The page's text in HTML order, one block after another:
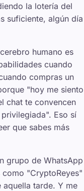
la lotería del
suficiente, algún día
humano es
cuando
compras un
"hoy me siento
chat te convencen
Eso sí
que sabes más
grupo de WhatsApp
"CryptoReyes"
tarde. Y me